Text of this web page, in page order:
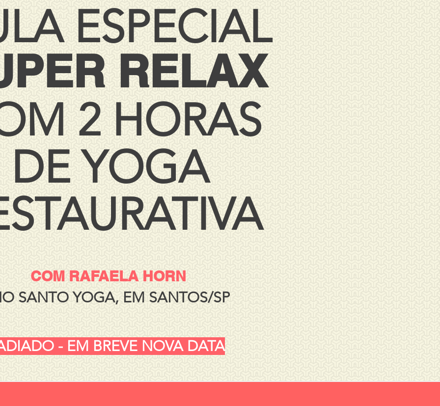
ESPECIAL
RELAX
2 HORAS
DE YOGA
COM RAFAELA HORN
SANTO YOGA, EM SANTOS/SP
- EM BREVE NOVA DATA